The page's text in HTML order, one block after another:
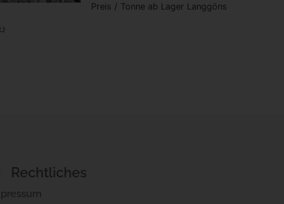
Preis / Tonne ab Lager Langgöns
Rechtliches